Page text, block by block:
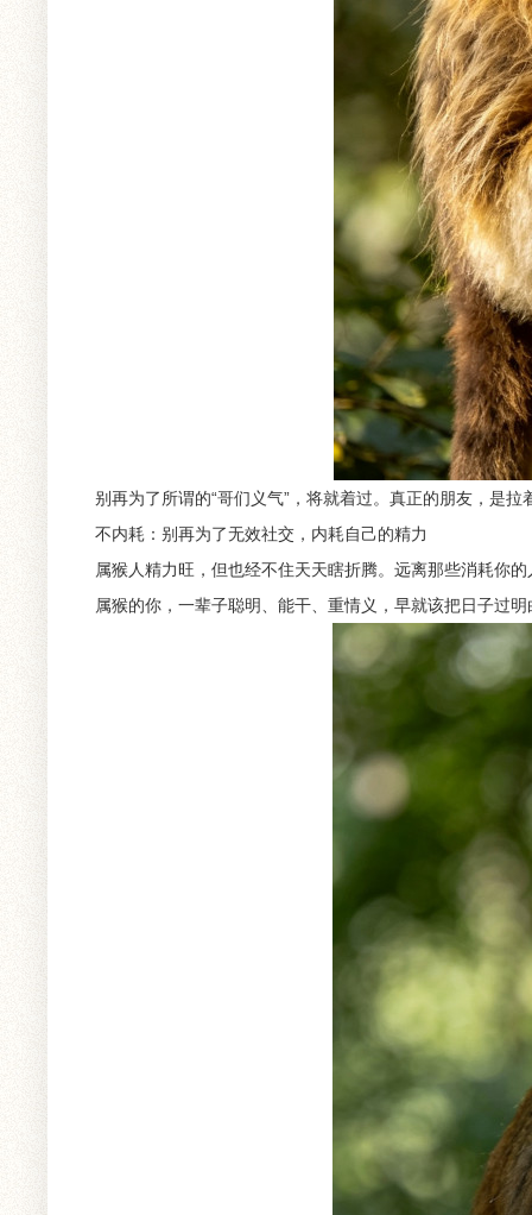
别再为了所谓的“哥们义气”，将就着过。真正的朋友，是
不内耗：别再为了无效社交，内耗自己的精力
属猴人精力旺，但也经不住天天瞎折腾。远离那些消耗你
属猴的你，一辈子聪明、能干、重情义，早就该把日子过